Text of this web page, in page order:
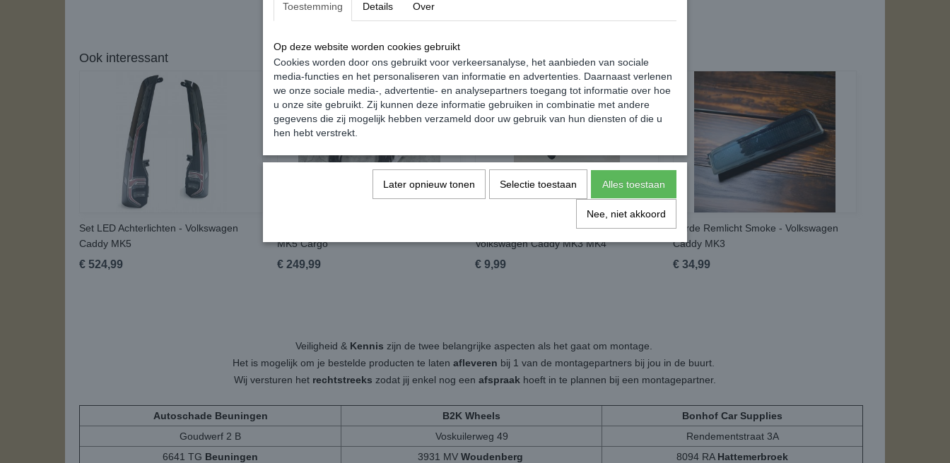
Ook interessant
Set LED Achterlichten - Volkswagen
Caddy MK5
€ 524,99
MK5 Cargo
€ 249,99
Whiper delete achterdeuren -
Volkswagen Caddy MK3 MK4
€ 9,99
Derde Remlicht Smoke - Volkswagen
Caddy MK3
€ 34,99
Veiligheid & Kennis zijn de twee belangrijke aspecten als het gaat om montage.
Het is mogelijk om je bestelde producten te laten afleveren bij 1 van de montagepartners bij jou in de buurt.
Wij versturen het rechtstreeks zodat jij enkel nog een afspraak hoeft in te plannen bij een montagepartner.
Autoschade Beuningen B2K Wheels
Bonhof Car Supplies
Goudwerf 2 B
Voskuilerweg 49
Rendementstraat 3A
6641 TG Beuningen 3931 MV Woudenberg 8094 RA Hattemerbroek
Toestemming Details Over
Op deze website worden cookies gebruikt
Cookies worden door ons gebruikt voor verkeersanalyse, het aanbieden van sociale
media-functies en het personaliseren van informatie en advertenties. Daarnaast verlenen
we onze sociale media-, advertentie- en analysepartners toegang tot informatie over hoe
u onze site gebruikt. Zij kunnen deze informatie gebruiken in combinatie met andere
gegevens die zij mogelijk hebben verzameld door uw gebruik van hun diensten of die u
hen hebt verstrekt.
Later opnieuw tonen Selectie toestaan Alles toestaan
Nee, niet akkoord